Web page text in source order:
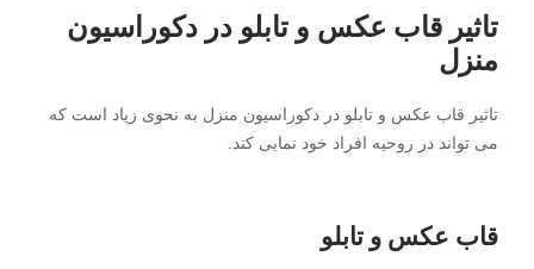
تاثیر قاب عکس و تابلو در دکوراسیون
منزل
تاثیر قاب عکس و تابلو در دکوراسیون منزل به نحوی زیاد است که
می تواند در روحیه افراد خود نمایی کند.
قاب عکس و تابلو